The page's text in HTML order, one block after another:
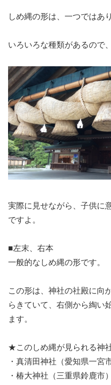
しめ縄の形は、一つではあ
いろいろな種類があるので
実際に見せながら、子供に
ですよ。
■左末、右本
一般的なしめ縄の形です。
この形は、神社の社殿に向
らきていて、右側から綯い
ます。
★このしめ縄が見られる神
・真清田神社（愛知県一宮市
・椿大神社（三重県鈴鹿市）